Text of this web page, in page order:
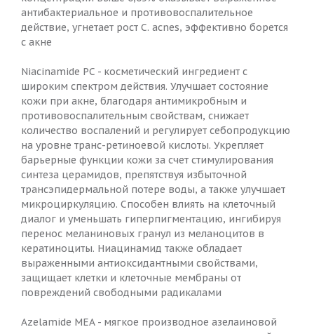
антибактериальное и противовоспалительное
действие, угнетает рост C. acnes, эффективно борется
с акне
Niacinamide PC - косметический ингредиент с
широким спектром действия. Улучшает состояние
кожи при акне, благодаря антимикробным и
противовоспалительным свойствам, снижает
количество воспалений и регулирует себопродукцию
на уровне транс-ретиноевой кислоты. Укрепляет
барьерные функции кожи за счет стимулирования
синтеза церамидов, препятствуя избыточной
трансэпидермальной потере воды, а также улучшает
микроциркуляцию. Способен влиять на клеточный
диалог и уменьшать гиперпигментацию, ингибируя
перенос меланиновых гранул из меланоцитов в
кератиноциты. Ниацинамид также обладает
выраженными антиоксидантными свойствами,
защищает клетки и клеточные мембраны от
повреждений свободными радикалами
Azelamide MEA - мягкое производное азелаиновой